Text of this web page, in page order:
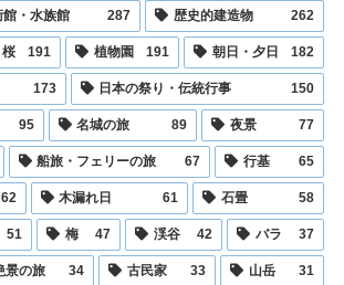
館・水族館 287 歴史的建造物 262
桜 191 植物園 191 朝日・夕日 182
173 日本の祭り・伝統行事 150
95 名城の旅 89 夜景 77
船旅・フェリーの旅 67 行基 65
62 木漏れ日 61 石畳 58
51 梅 47 渓谷 42 バラ 37
景の旅 34 古民家 33 山岳 31